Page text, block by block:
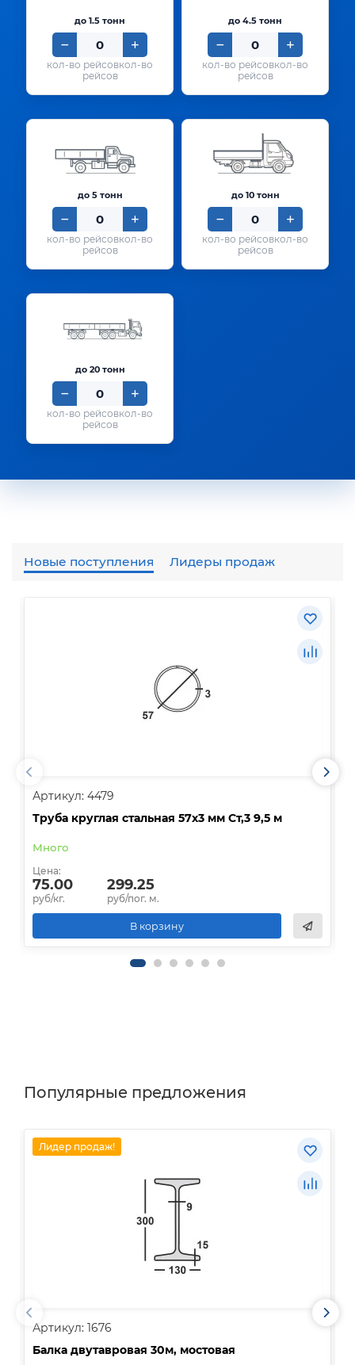
до 1.5 тонн
кол-во
рейсов
до 4.5 тонн
кол-во
рейсов
до 5 тонн
кол-во
рейсов
до 10 тонн
кол-во
рейсов
до 20 тонн
кол-во
рейсов
Новые поступления Лидеры продаж
Артикул: 4479
Труба круглая стальная 57х3 мм Ст,3 9,5 м
Много
Цена:
75.00
руб/кг.
299.25
руб/пог. м.
В корзину
Популярные предложения
Лидер продаж!
Артикул: 1676
Балка двутавровая 30м, мостовая